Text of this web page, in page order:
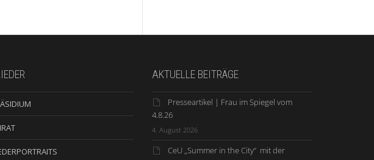
AKTUELLE BEITRÄGE
Presseartikel | Frau im Spiegel vom
4.8.26
4. August 2026
CeU „Summer in the City“ mit der